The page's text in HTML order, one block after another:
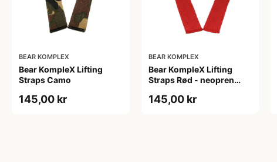
BEAR KOMPLEX
Bear KompleX Lifting
Straps Camo
145,00 kr
BEAR KOMPLEX
Bear KompleX Lifting
Straps Rød - neopren
Crossfit udstyr, til
145,00 kr